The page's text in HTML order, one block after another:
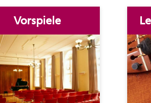
Vorspiele